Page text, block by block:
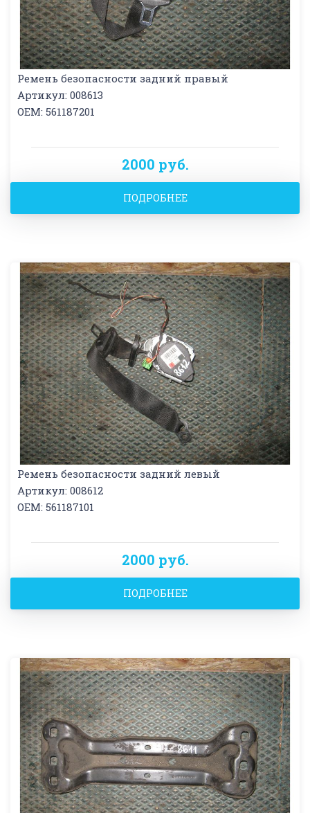
Ремень безопасности задний правый
Артикул: 008613
OEM: 561187201
2000 руб.
ПОДРОБНЕЕ
Ремень безопасности задний левый
Артикул: 008612
OEM: 561187101
2000 руб.
ПОДРОБНЕЕ